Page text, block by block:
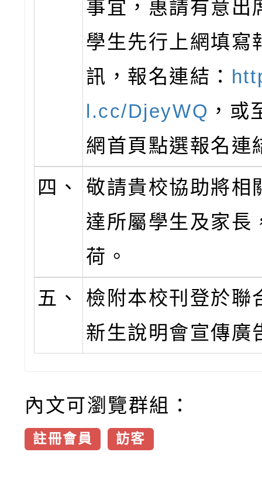
事宜，惠請有意出
學生先行上網填寫
訊，報名連結：
l.cc/DjeyWQ ，或
網首頁點選報名連
四、
敬請貴校協助將相
達所屬學生及家長
荷。
五、
檢附本校刊登於聯
新生說明會宣傳廣
內文可瀏覽群組：
註冊會員 訪客